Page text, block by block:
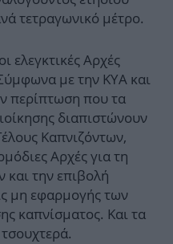
τετραγωνικό μέτρο.
ελεγκτικές Αρχές
με την ΚΥΑ και
περίπτωση που τα
διαπιστώνουν
Καπνιζόντων,
Αρχές για τη
την επιβολή
μη εφαρμογής των
καπνίσματος. Και τα